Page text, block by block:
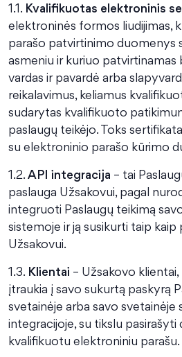
1.1. Kvalifikuotas elektroninis
elektroninės formos liudijimas,
parašo patvirtinimo duomenys
asmeniu ir kuriuo
vardas ir pavardė arba
reikalavimus, keliamus
sudarytas kvalifikuoto
paslaugų teikėjo. Toks
su elektroninio parašo kūrimo
1.2.API integracija – tai
paslauga Užsakovui, pagal
integruoti Paslaugų teikimą
sistemoje ir ją susikurti taip
Užsakovui.
1.3. Klientai – Užsakovo
įtraukia į savo sukurtą paskyrą
svetainėje arba savo svetainėje
integracijoje, su tikslu
kvalifikuotu elektroniniu parašu.